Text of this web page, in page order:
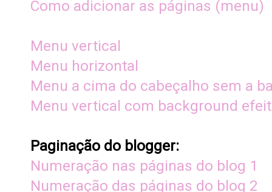
Como adicionar as páginas (menu)
Menu vertical
Menu horizontal
Menu a cima do cabeçalho sem a
Menu vertical com background
Paginação do blogger:
Numeração nas páginas do blog 1
Numeração das páginas do blog 2